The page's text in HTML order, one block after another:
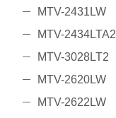
MTV-2431LW
MTV-2434LTA2
MTV-3028LT2
MTV-2620LW
MTV-2622LW